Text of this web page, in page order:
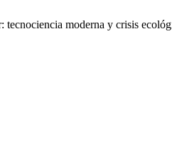
tecnociencia moderna y crisis